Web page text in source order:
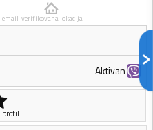
verifikovana lokacija
Aktivan
profil